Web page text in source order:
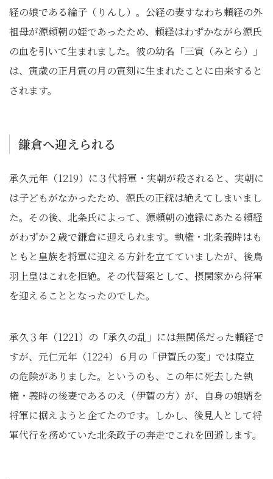
経の娘である綸子（りんし）。公経の妻すなわち頼経の外
祖母が源頼朝の姪であったため、頼経はわずかながら源氏
の血を引いて生まれました。彼の幼名「三寅（みとら）」
は、寅歳の正月寅の月の寅刻に生まれたことに由来すると
されます。
鎌倉へ迎えられる
承久元年（1219）に３代将軍・実朝が殺されると、実朝に
は子どもがなかったため、源氏の正統は絶えてしまいまし
た。その後、北条氏によって、源頼朝の遠縁にあたる頼経
がわずか２歳で鎌倉に迎えられます。執権・北条義時はも
ともと皇族を将軍に迎える方針を立てていましたが、後鳥
羽上皇はこれを拒絶。その代替案として、摂関家から将軍
を迎えることとなったのでした。
承久３年（1221）の「承久の乱」には無関係だった頼経で
すが、元仁元年（1224）６月の「伊賀氏の変」では廃立
の危険がありました。というのも、この年に死去した執
権・義時の後妻であるのえ（伊賀の方）が、自身の娘婿を
将軍に据えようと企てたのです。しかし、後見人として将
軍代行を務めていた北条政子の奔走でこれを回避します。